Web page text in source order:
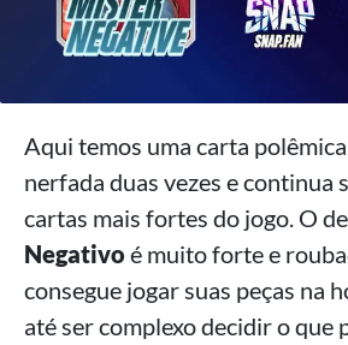
Aqui temos uma carta
nerfada duas vezes e continua
cartas mais fortes do jogo. O
Negativo é muito forte e
consegue jogar suas peças na
até ser complexo decidir o que